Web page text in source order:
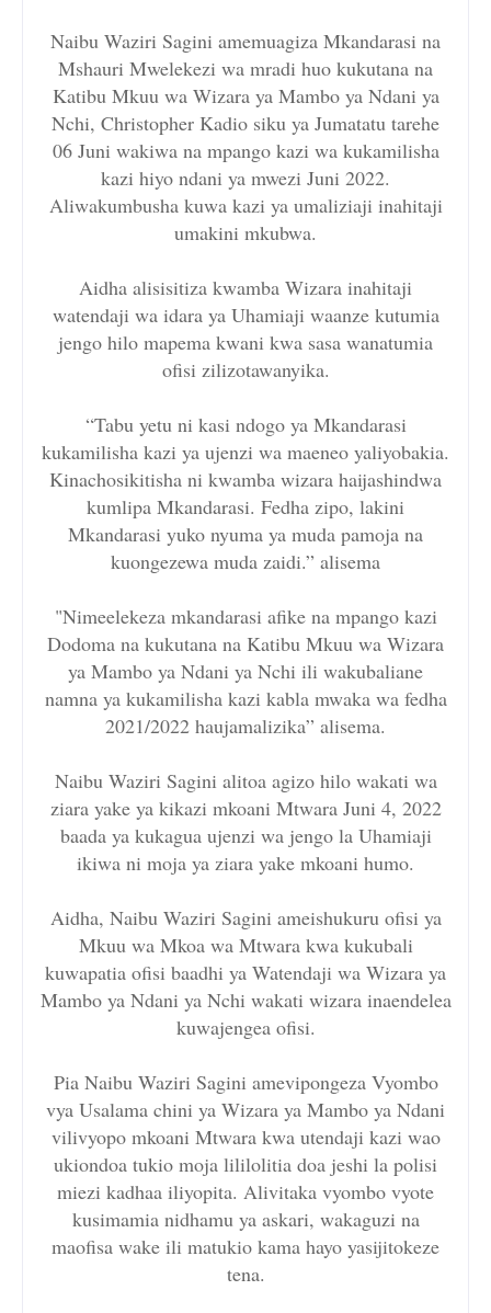
Naibu Waziri Sagini amemuagiza Mkandarasi na
Mshauri Mwelekezi wa mradi huo kukutana na
Katibu Mkuu wa Wizara ya Mambo ya Ndani ya
Nchi, Christopher Kadio siku ya Jumatatu tarehe
06 Juni wakiwa na mpango kazi wa kukamilisha
kazi hiyo ndani ya mwezi Juni 2022.
Aliwakumbusha kuwa kazi ya umaliziaji inahitaji
umakini mkubwa.
Aidha alisisitiza kwamba Wizara inahitaji
watendaji wa idara ya Uhamiaji waanze kutumia
jengo hilo mapema kwani kwa sasa wanatumia
ofisi zilizotawanyika.
“Tabu yetu ni kasi ndogo ya Mkandarasi
kukamilisha kazi ya ujenzi wa maeneo yaliyobakia.
Kinachosikitisha ni kwamba wizara haijashindwa
kumlipa Mkandarasi. Fedha zipo, lakini
Mkandarasi yuko nyuma ya muda pamoja na
kuongezewa muda zaidi.” alisema
"Nimeelekeza mkandarasi afike na mpango kazi
Dodoma na kukutana na Katibu Mkuu wa Wizara
ya Mambo ya Ndani ya Nchi ili wakubaliane
namna ya kukamilisha kazi kabla mwaka wa fedha
2021/2022 haujamalizika” alisema.
Naibu Waziri Sagini alitoa agizo hilo wakati wa
ziara yake ya kikazi mkoani Mtwara Juni 4, 2022
baada ya kukagua ujenzi wa jengo la Uhamiaji
ikiwa ni moja ya ziara yake mkoani humo.
Aidha, Naibu Waziri Sagini ameishukuru ofisi ya
Mkuu wa Mkoa wa Mtwara kwa kukubali
kuwapatia ofisi baadhi ya Watendaji wa Wizara ya
Mambo ya Ndani ya Nchi wakati wizara inaendelea
kuwajengea ofisi.
Pia Naibu Waziri Sagini amevipongeza Vyombo
vya Usalama chini ya Wizara ya Mambo ya Ndani
vilivyopo mkoani Mtwara kwa utendaji kazi wao
ukiondoa tukio moja lililolitia doa jeshi la polisi
miezi kadhaa iliyopita. Alivitaka vyombo vyote
kusimamia nidhamu ya askari, wakaguzi na
maofisa wake ili matukio kama hayo yasijitokeze
tena.